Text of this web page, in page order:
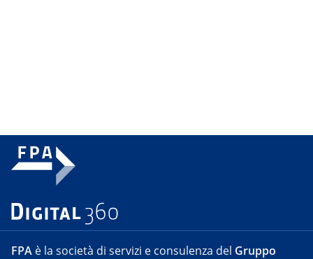
FPA è la società di servizi e consulenza del Gruppo